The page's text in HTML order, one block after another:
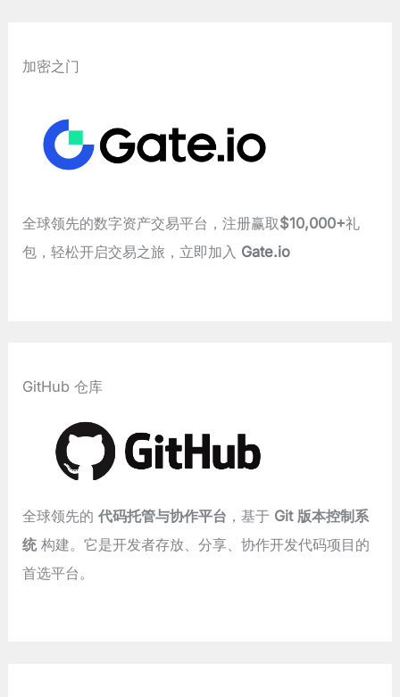
加密之门
全球领先的数字资产交易平台，注册赢取$10,000+礼
包，轻松开启交易之旅，立即加入 Gate.io
GitHub 仓库
全球领先的代码托管与协作平台 ，基于 Git 版本控制系
统构建。它是开发者存放、分享、协作开发代码项目的
首选平台。